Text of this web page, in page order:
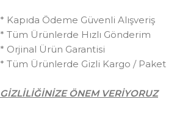
* Kapıda Ödeme Güvenli Alışveriş
* Tüm Ürünlerde Hızlı Gönderim
* Orjinal Ürün Garantisi
* Tüm Ürünlerde Gizli Kargo / Paket
GİZLİLİĞİNİZE ÖNEM VERİYORUZ